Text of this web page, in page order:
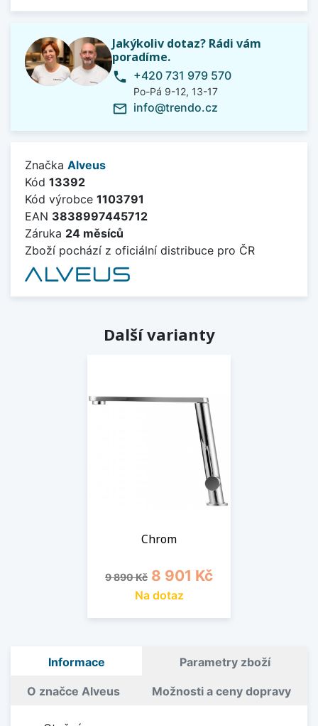
Jakýkoliv dotaz? Rádi vám
poradíme.
phone +420 731 979 570
Po-Pá 9-12, 13-17
mail_outline info@trendo.cz
Značka Alveus
Kód 13392
Kód výrobce 1103791
EAN 3838997445712
Záruka 24 měsíců
Zboží pochází z oficiální distribuce pro ČR
Další varianty
Chrom
Běžná cena
9 890 Kč Cena
8 901 Kč
Na dotaz
Informace Parametry zboží
O značce Alveus Možnosti a ceny dopravy